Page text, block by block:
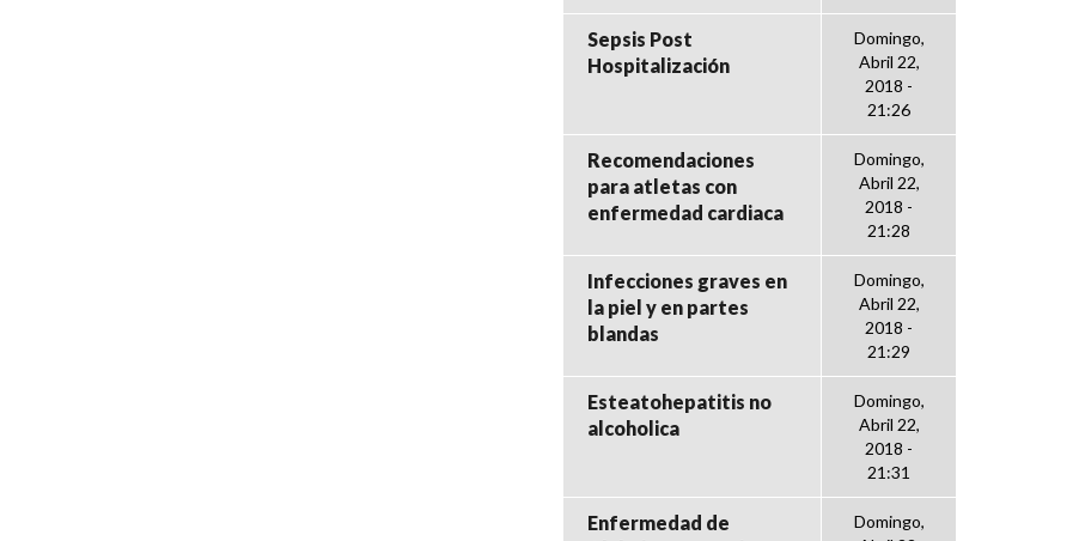
Sepsis Post
Hospitalización
Domingo,
Abril 22,
2018 -
21:26
Recomendaciones
para atletas con
enfermedad cardiaca
Domingo,
Abril 22,
2018 -
21:28
Infecciones graves en
la piel y en partes
blandas
Domingo,
Abril 22,
2018 -
21:29
Esteatohepatitis no
alcoholica
Domingo,
Abril 22,
2018 -
21:31
Enfermedad de
Domingo,